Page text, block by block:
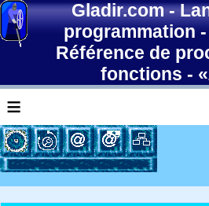
Gladir.com-
programmation
Référence de
fonctions - «
≡